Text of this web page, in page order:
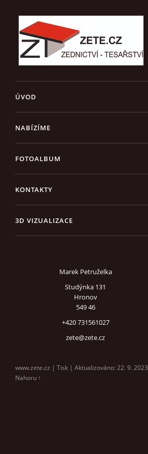
ÚVOD
NABÍZÍME
FOTOALBUM
KONTAKTY
3D VIZUALIZACE
Marek Petruželka
Studýnka 131
Hronov
549 46
+420 731561027
zete@zete.cz
www.zete.cz | Tisk | Aktualizováno: 22. 9. 2023
Nahoru ↑